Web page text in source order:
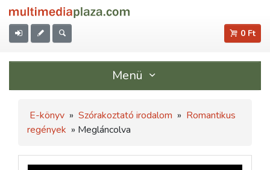
0 Ft
Menü
E-könyv » Szórakoztató irodalom » Romantikus
regények » Megláncolva